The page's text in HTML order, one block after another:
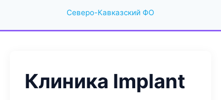
Северо-Кавказский ФО
Клиника Implant